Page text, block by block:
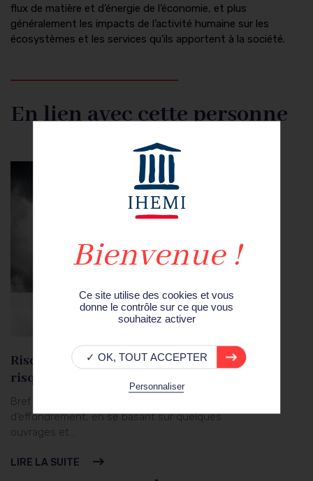
flux de matière et d’énergie de l’économie, et plus
généralement les impacts de l’activité humaine sur les
écosystèmes et les services qu’ils apportent à la société.
En lien avec cette personne
15 juin.20
Risques systémiques globaux et
risques d’effondrement
Bref panorama scientifique sur les risques
d’effondrement, en se basant sur quelques
ouvrages et...
LIRE LA SUITE
Ce site utilise des cookies et vous
donne le contrôle sur ce que vous
souhaitez activer
✓ OK, TOUT ACCEPTER
Personnaliser